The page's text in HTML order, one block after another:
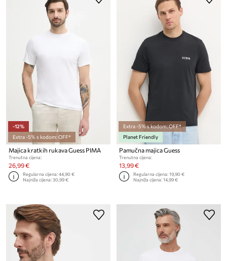
-12%
Extra -5% s kodom: OFF*
Majica kratkih rukava Guess PIMA
Trenutna cijena:
26,99 €
Regularna cijena:44,90 €
Najniža cijena:30,99 €
Extra -5% s kodom: OFF*
Planet Friendly
Pamučna majica Guess
Trenutna cijena:
13,99 €
Regularna cijena:19,90 €
Najniža cijena:14,99 €